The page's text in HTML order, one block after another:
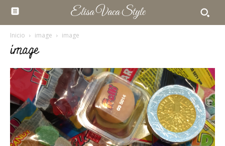
Elisa Vaca Style
Inicio image image
image